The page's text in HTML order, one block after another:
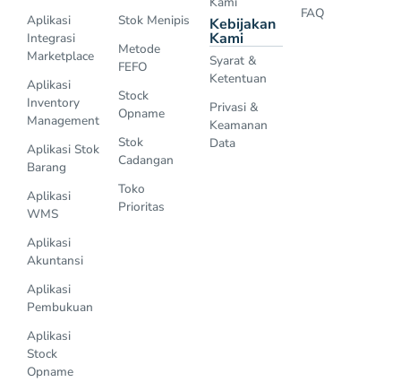
Aplikasi
Integrasi
Marketplace
Aplikasi
Inventory
Management
Aplikasi Stok
Barang
Aplikasi
WMS
Aplikasi
Akuntansi
Aplikasi
Pembukuan
Aplikasi
Stock
Opname
Stok Menipis
Metode
FEFO
Stock
Opname
Stok
Cadangan
Toko
Prioritas
Kebijakan
Kami
Syarat &
Ketentuan
Privasi &
Keamanan
Data
FAQ